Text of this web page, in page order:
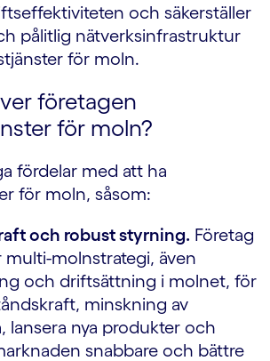
och säkerställer
pålitlig nätverksinfrastruktur
för moln.
företagen
för moln?
fördelar med att ha
för moln, såsom:
och robust styrning. Företag
multi-molnstrategi, även
och driftsättning i molnet, för
minskning av
lansera nya produkter och
snabbare och bättre